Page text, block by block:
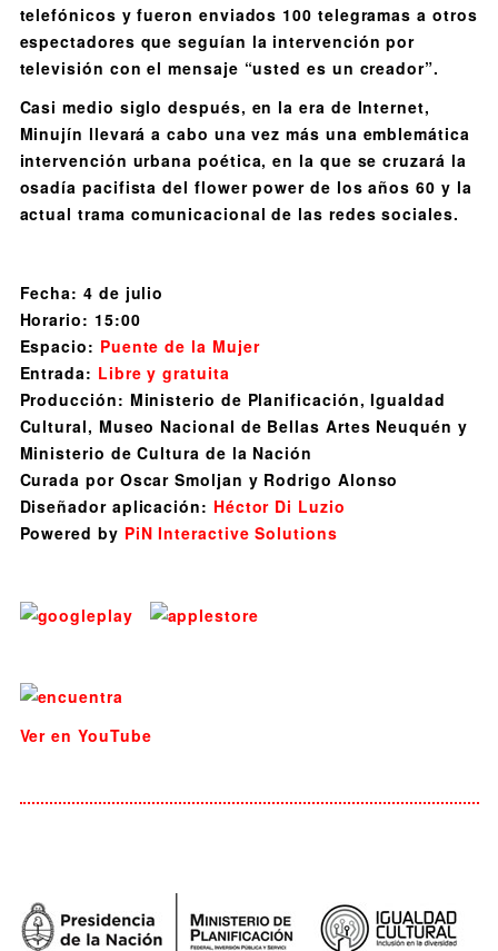
telefónicos y fueron enviados 100 telegramas a otros
espectadores que seguían la intervención por
televisión con el mensaje “usted es un creador”.
Casi medio siglo después, en la era de Internet,
Minujín llevará a cabo una vez más una emblemática
intervención urbana poética, en la que se cruzará la
osadía pacifista del flower power de los años 60 y la
actual trama comunicacional de las redes sociales.
Fecha: 4 de julio
Horario: 15:00
Espacio: Puente de la Mujer
Entrada: Libre y gratuita
Producción: Ministerio de Planificación, Igualdad
Cultural, Museo Nacional de Bellas Artes Neuquén y
Ministerio de Cultura de la Nación
Curada por Oscar Smoljan y Rodrigo Alonso
Diseñador aplicación: Héctor Di Luzio
Powered by PiN Interactive Solutions
Ver en YouTube